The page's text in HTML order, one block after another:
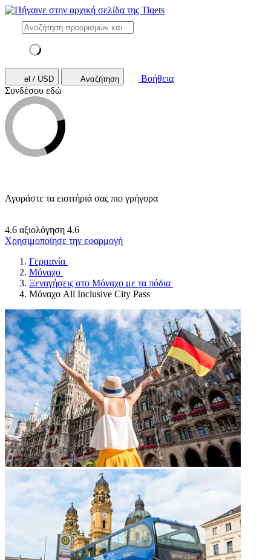
el / USD Αναζήτηση
Βοήθεια
Συνδέσου εδώ
Αγοράστε τα εισιτήριά σας πιο γρήγορα
4.6 αξιολόγηση 4.6
Χρησιμοποίησε την εφαρμογή
Γερμανία
Μόναχο
Ξεναγήσεις στο Μόναχο με τα πόδια
Μόναχο All Inclusive City Pass